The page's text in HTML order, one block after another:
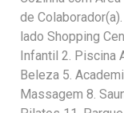
de
lado Shopping
Infantil 2. Piscina
Beleza 5.
Massagem 8.